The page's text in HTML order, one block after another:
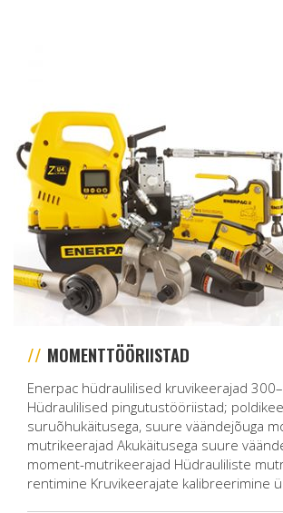
MOMENTTÖÖRIISTAD
Enerpac hüdraulilised kruvikeerajad
Hüdraulilised pingutustööriistad;
suruõhukäitusega, suure väändejõuga
mutrikeerajad Akukäitusega suure
moment-mutrikeerajad Hüdrauliliste
rentimine Kruvikeerajate kalibreerimine